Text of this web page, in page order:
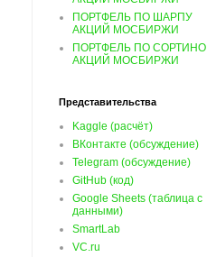
ПОРТФЕЛЬ ПО ШАРПУ
АКЦИЙ МОСБИРЖИ
ПОРТФЕЛЬ ПО СОРТИНО
АКЦИЙ МОСБИРЖИ
Представительства
Kaggle (расчёт)
ВКонтакте (обсуждение)
Telegram (обсуждение)
GitHub (код)
Google Sheets (таблица с
данными)
SmartLab
VC.ru